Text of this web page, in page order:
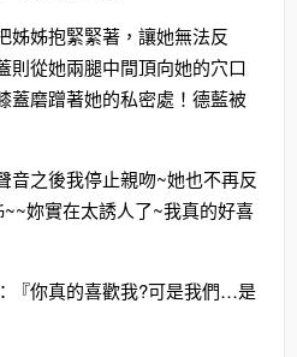
姊姊抱緊緊著，讓她無法反
則從她兩腿中間頂向她的穴口
蓋磨蹭著她的私密處！德藍被
音之後我停止親吻~她也不再反
妳實在太誘人了~我真的好喜
『你真的喜歡我?可是我們…是